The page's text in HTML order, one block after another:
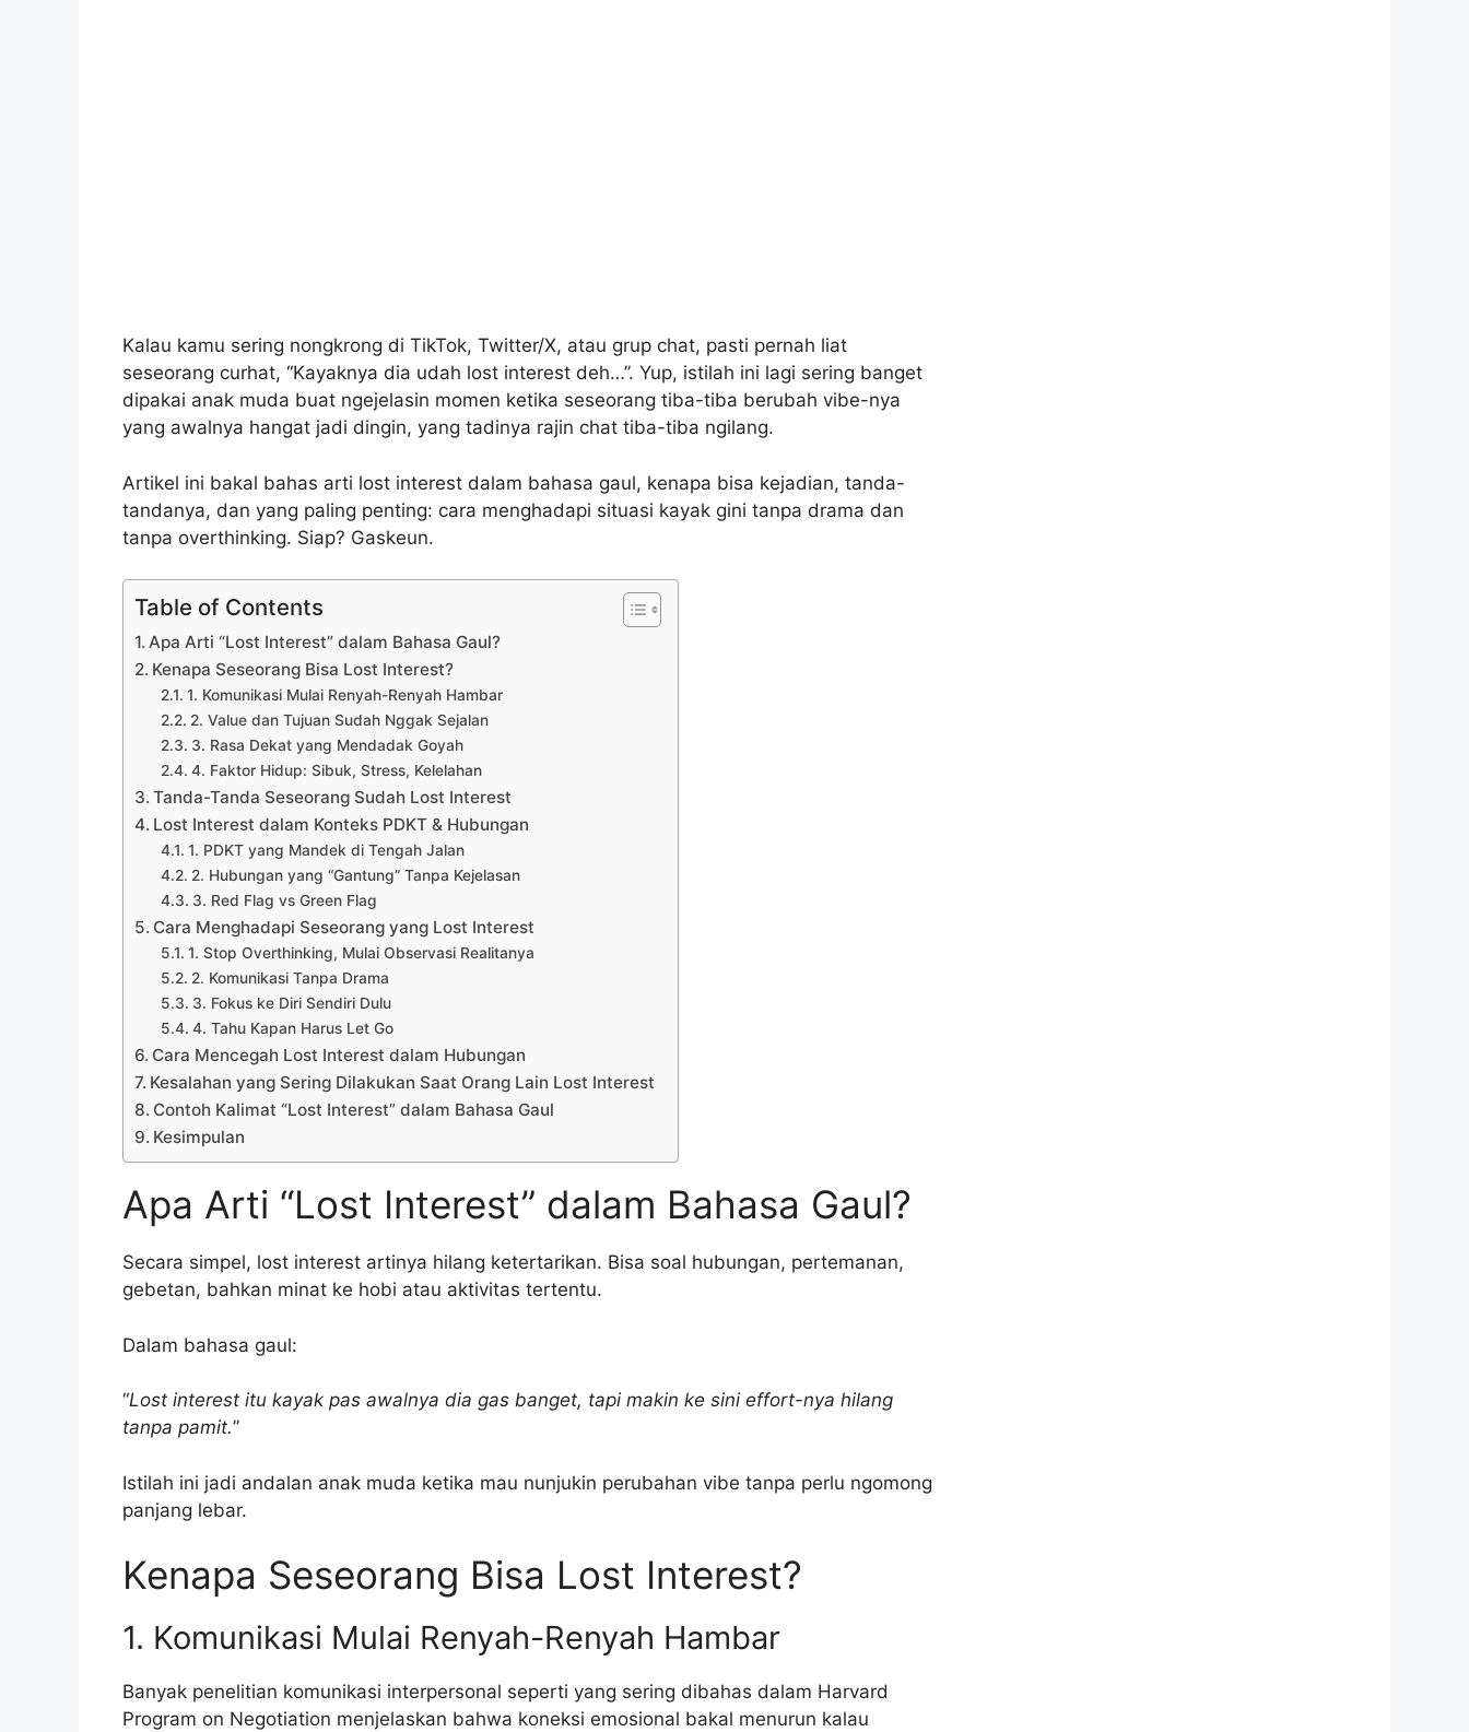
Kalau kamu sering nongkrong di TikTok, Twitter/X, atau grup chat, pasti pernah liat
seseorang curhat, “Kayaknya dia udah lost interest deh…”. Yup, istilah ini lagi sering banget
dipakai anak muda buat ngejelasin momen ketika seseorang tiba-tiba berubah vibe-nya
yang awalnya hangat jadi dingin, yang tadinya rajin chat tiba-tiba ngilang.
Artikel ini bakal bahas arti lost interest dalam bahasa gaul, kenapa bisa kejadian, tanda-
tandanya, dan yang paling penting: cara menghadapi situasi kayak gini tanpa drama dan
tanpa overthinking. Siap? Gaskeun.
Table of Contents
Apa Arti “Lost Interest” dalam Bahasa Gaul?
Kenapa Seseorang Bisa Lost Interest?
1. Komunikasi Mulai Renyah-Renyah Hambar
2. Value dan Tujuan Sudah Nggak Sejalan
3. Rasa Dekat yang Mendadak Goyah
4. Faktor Hidup: Sibuk, Stress, Kelelahan
Tanda-Tanda Seseorang Sudah Lost Interest
Lost Interest dalam Konteks PDKT & Hubungan
1. PDKT yang Mandek di Tengah Jalan
2. Hubungan yang “Gantung” Tanpa Kejelasan
3. Red Flag vs Green Flag
Cara Menghadapi Seseorang yang Lost Interest
1. Stop Overthinking, Mulai Observasi Realitanya
2. Komunikasi Tanpa Drama
3. Fokus ke Diri Sendiri Dulu
4. Tahu Kapan Harus Let Go
Cara Mencegah Lost Interest dalam Hubungan
Kesalahan yang Sering Dilakukan Saat Orang Lain Lost Interest
Contoh Kalimat “Lost Interest” dalam Bahasa Gaul
Kesimpulan
Apa Arti “Lost Interest” dalam Bahasa Gaul?
Secara simpel, lost interest artinya hilang ketertarikan. Bisa soal hubungan, pertemanan,
gebetan, bahkan minat ke hobi atau aktivitas tertentu.
Dalam bahasa gaul:
“Lost interest itu kayak pas awalnya dia gas banget, tapi makin ke sini effort-nya hilang
tanpa pamit.”
Istilah ini jadi andalan anak muda ketika mau nunjukin perubahan vibe tanpa perlu ngomong
panjang lebar.
Kenapa Seseorang Bisa Lost Interest?
1. Komunikasi Mulai Renyah-Renyah Hambar
Banyak penelitian komunikasi interpersonal seperti yang sering dibahas dalam Harvard
Program on Negotiation menjelaskan bahwa koneksi emosional bakal menurun kalau